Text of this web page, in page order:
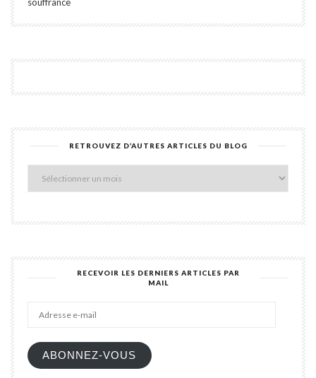
souffrance
RETROUVEZ D’AUTRES ARTICLES DU BLOG
blog
RECEVOIR LES DERNIERS ARTICLES PAR
MAIL
mail
ABONNEZ-VOUS